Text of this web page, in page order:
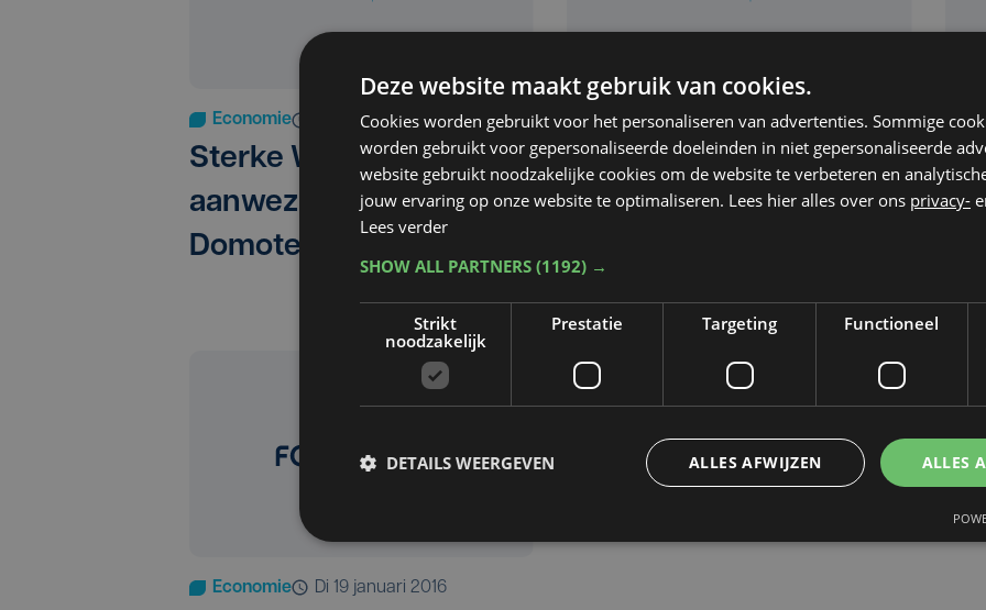
Economie di 17 januari 2017
Sterke West-Vlaamse
aanwezigheid op
Domotex
Economie wo 20 januari 2016
West-Vlaanderen
topregio voor
Economie di 19 januari 2016
Deze website maakt gebruik van cookies.
Cookies worden gebruikt voor het personaliseren van advertenties. Sommige
worden gebruikt voor gepersonaliseerde doeleinden in niet gepersonaliseerde
website gebruikt noodzakelijke cookies om de website te verbeteren en
jouw ervaring op onze website te optimaliseren. Lees hier alles over ons privacy-
Lees verder
SHOW ALL PARTNERS (1192) →
Strikt
noodzakelijk
Prestatie Targeting Functioneel
ALLES
ALLES AFWIJZEN
DETAILS WEERGEVEN